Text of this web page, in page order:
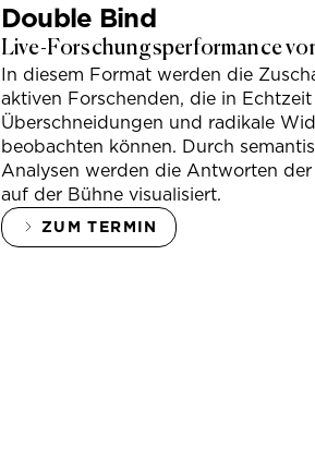
Double Bind
Live-Forschungsperformance
In diesem Format werden die
aktiven Forschenden, die in
Überschneidungen und radikale
beobachten können. Durch
Analysen werden die Antworten der
auf der Bühne visualisiert.
ZUM TERMIN